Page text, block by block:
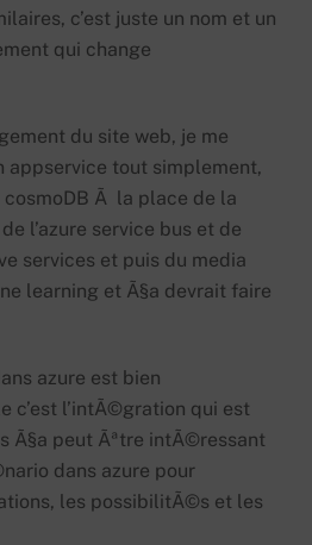
c’est juste un nom et un
qui change
du site web, je me
appservice tout simplement,
Ã la place de la
l’azure service bus et de
services et puis du media
learning et Ã§a devrait faire
azure est bien
c’est l’intÃ©gration qui est
Ã§a peut Ãªtre intÃ©ressant
dans azure pour
les possibilitÃ©s et les